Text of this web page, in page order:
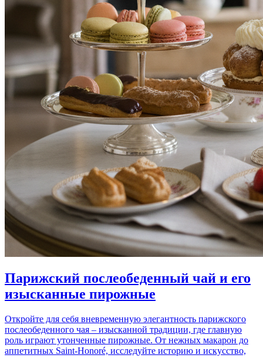
Парижский послеобеденный чай и его
изысканные пирожные
Откройте для себя вневременную элегантность парижского
послеобеденного чая – изысканной традиции, где главную
роль играют утонченные пирожные. От нежных макарон до
аппетитных Saint-Honoré, исследуйте историю и искусство,